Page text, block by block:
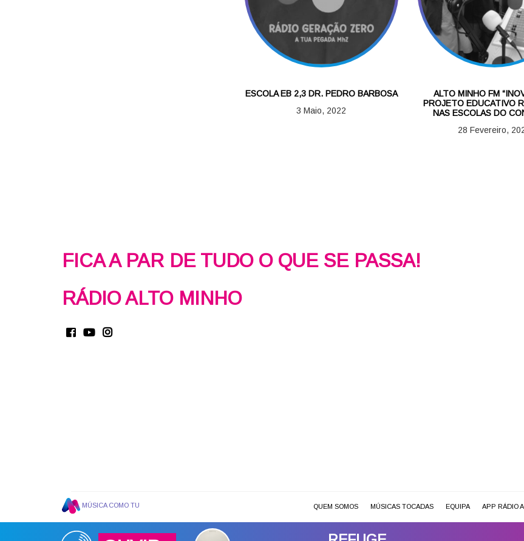
ESCOLA EB 2,3 DR. PEDRO BARBOSA
3 Maio, 2022
ALTO MINHO FM
PROJETO EDUCATIVO
NAS ESCOLAS DO
28 Fevereiro,
FICA A PAR DE TUDO O QUE SE PASSA!
RÁDIO ALTO MINHO
MÚSICA COMO TU QUEM SOMOS MÚSICAS TOCADAS EQUIPA APP RÁDIO